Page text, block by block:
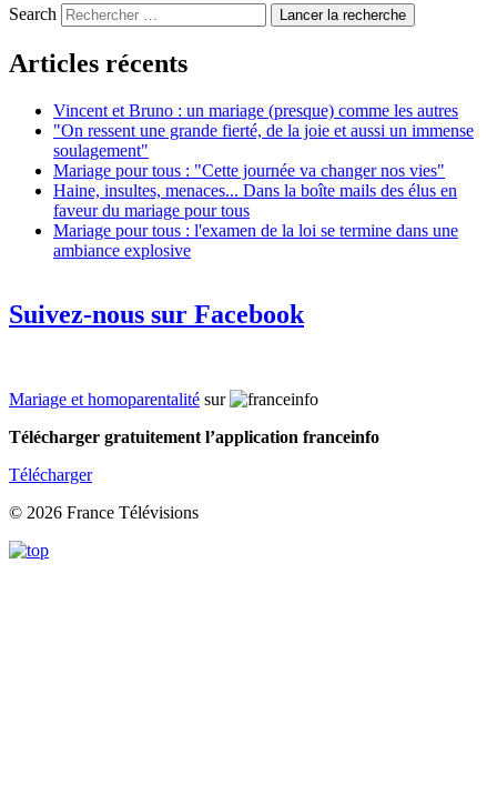
Search
Articles récents
Vincent et Bruno : un mariage (presque) comme les autres
"On ressent une grande fierté, de la joie et aussi un immense
soulagement"
Mariage pour tous : "Cette journée va changer nos vies"
Haine, insultes, menaces... Dans la boîte mails des élus en
faveur du mariage pour tous
Mariage pour tous : l'examen de la loi se termine dans une
ambiance explosive
Suivez-nous sur Facebook
Mariage et homoparentalité sur
Télécharger gratuitement l’application franceinfo
Télécharger
© 2026 France Télévisions